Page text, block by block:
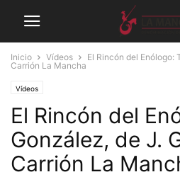
Inicio Vídeos
El Rincón del Enólogo:
Carrión La Mancha
Vídeos
El Rincón del
González, de J.
Carrión La